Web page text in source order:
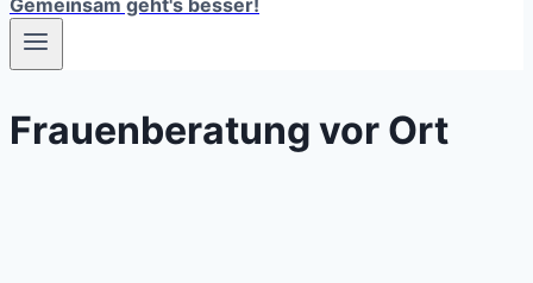
Gemeinsam geht's besser!
Frauenberatung vor Ort